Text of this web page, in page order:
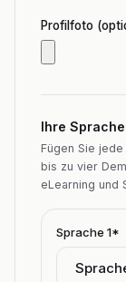
Profilfoto
Ihre
Fügen Sie
bis zu vier
eLearning und
Sprache 1*